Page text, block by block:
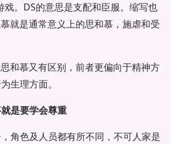
戏。DS的意思是支配和臣服。缩写也
就是通常意义上的思和慕，施虐和受
和慕又有区别，前者更偏向于精神方
生理方面。
是要学会尊重
角色及人员都有所不同，不可人家是